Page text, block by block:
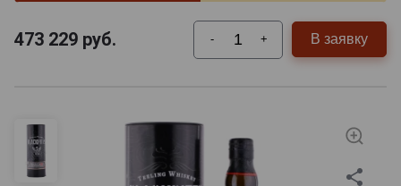
473 229 руб. - + В заявку